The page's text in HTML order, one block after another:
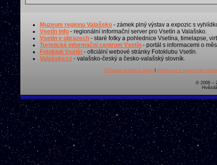
Muzeum regionu Valašsko - zámek plný výstav a expozic s
Vsetín info - regionální informační server pro Vsetín a Valašsko.
Vsetín v obrazech - staré fotky a pohlednice Vsetína, timelapse,
Turistické informační centrum Vsetín - portál s informacemi o
Fotoklub Vsetín - oficiální webové stránky Fotoklubu Vsetín.
Valašsky.cz - valašsko-český a česko-valašský slovník.
Ochrana osobních údajů| Informace o zpracování
© 2006 –